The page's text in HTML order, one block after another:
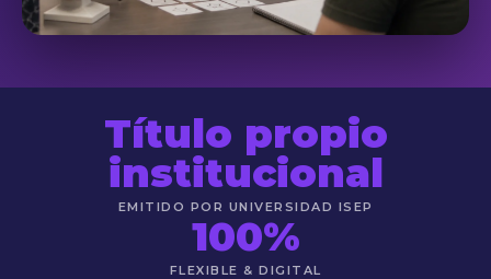
Título propio
institucional
EMITIDO POR UNIVERSIDAD ISEP
100%
FLEXIBLE & DIGITAL